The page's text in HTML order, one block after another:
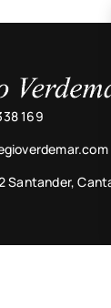
169
Santander,